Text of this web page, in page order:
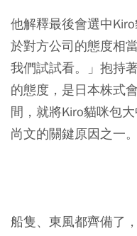
他解釋最後會選中
於對方公司的態度相
我們試試看。」抱持
的態度，是日本株式
間，就將Kiro貓咪包
尚文的關鍵原因之一。
船隻、東風都齊備了